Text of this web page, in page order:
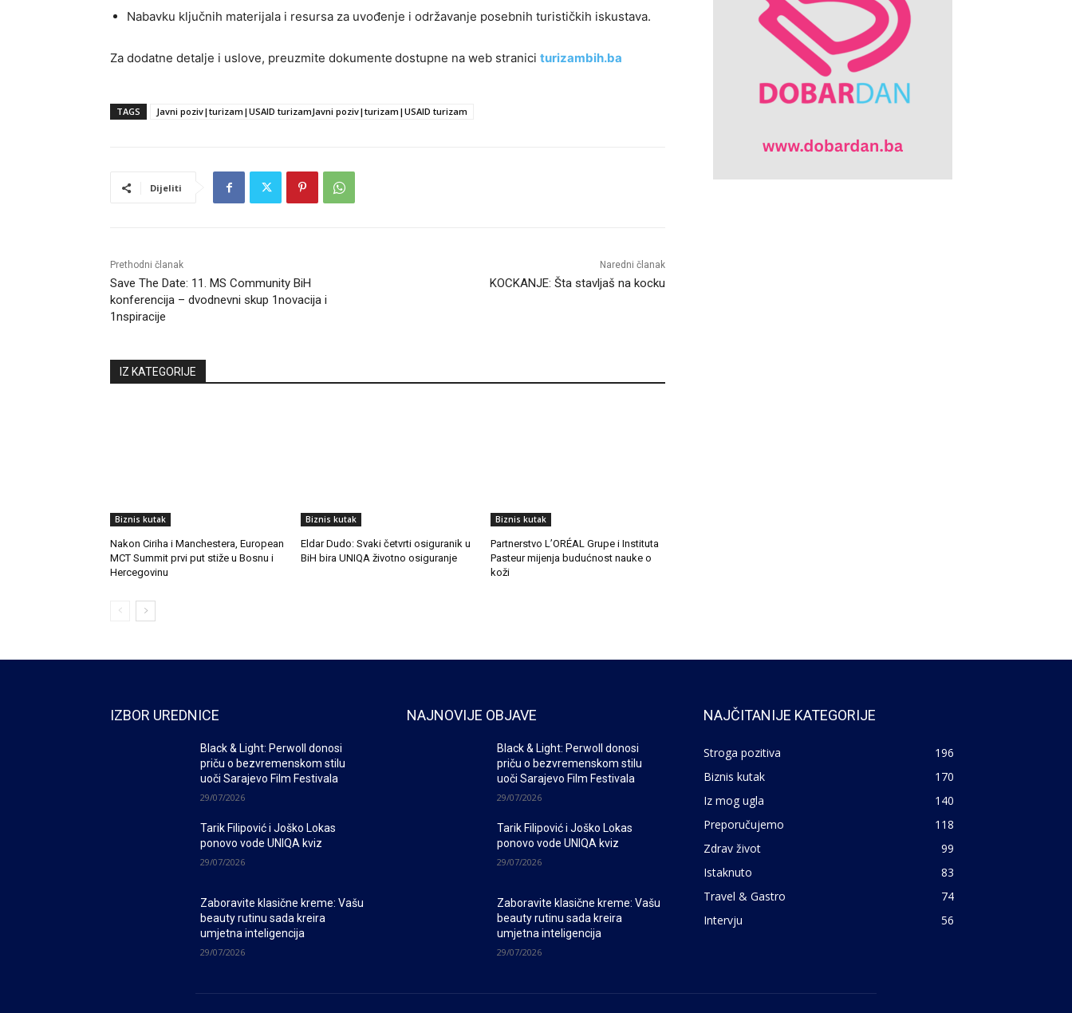
Nabavku ključnih materijala i resursa za uvođenje i održavanje posebnih turističkih iskustava.
Za dodatne detalje i uslove, preuzmite dokumente dostupne na web stranici turizambih.ba
TAGS Javni poziv|turizam|USAID turizamJavni poziv|turizam|USAID turizam
Dijeliti
Prethodni članak
Save The Date: 11. MS Community BiH
konferencija – dvodnevni skup 1novacija i
1nspiracije
Naredni članak
KOCKANJE: Šta stavljaš na kocku
IZ KATEGORIJE
Biznis kutak
Nakon Ciriha i Manchestera, European
MCT Summit prvi put stiže u Bosnu i
Hercegovinu
Biznis kutak
Eldar Dudo: Svaki četvrti osiguranik u
BiH bira UNIQA životno osiguranje
Biznis kutak
Partnerstvo L’ORÉAL Grupe i Instituta
Pasteur mijenja budućnost nauke o
koži
IZBOR UREDNICE
Black & Light: Perwoll donosi
priču o bezvremenskom stilu
uoči Sarajevo Film Festivala
29/07/2026
Tarik Filipović i Joško Lokas
ponovo vode UNIQA kviz
29/07/2026
Zaboravite klasične kreme: Vašu
beauty rutinu sada kreira
umjetna inteligencija
29/07/2026
NAJNOVIJE OBJAVE
Black & Light: Perwoll donosi
priču o bezvremenskom stilu
uoči Sarajevo Film Festivala
29/07/2026
Tarik Filipović i Joško Lokas
ponovo vode UNIQA kviz
29/07/2026
Zaboravite klasične kreme: Vašu
beauty rutinu sada kreira
umjetna inteligencija
29/07/2026
NAJČITANIJE KATEGORIJE
Stroga pozitiva
196
Biznis kutak
170
Iz mog ugla
140
Preporučujemo
118
Zdrav život
99
Istaknuto
83
Travel & Gastro
74
Intervju
56